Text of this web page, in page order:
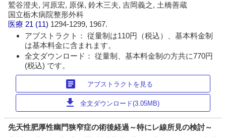
鷲谷澄夫, 河原宏, 原保, 鈴木三夫, 吉岡義之, 土橋善蔵
国立栃木病院整形外科
医療 21 (11) 1294-1299, 1967.
アブストラクト： 従量制は110円（税込）、基本料金制
は基本料金に含まれます。
全文ダウンロード： 従量制、基本料金制の方共に770円
(税込) です。
article アブストラクトを見る
download 全文ダウンロード(3.05MB)
先天性肥厚性幽門狭窄症の術後経過～特にレ線所見の検討～